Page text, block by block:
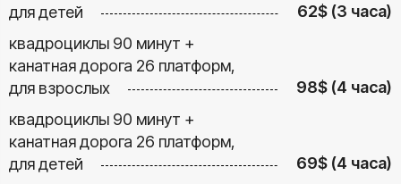
для детей
62$ (3 часа)
квадроциклы 90 минут +
канатная дорога 26 платформ,
для взрослых
98$ (4 часа)
квадроциклы 90 минут +
канатная дорога 26 платформ,
для детей
69$ (4 часа)